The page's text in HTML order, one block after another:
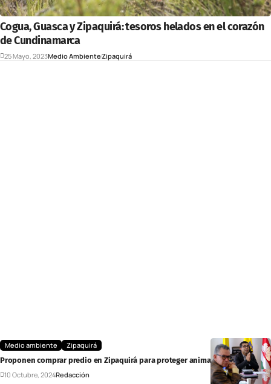
Cogua, Guasca y Zipaquirá: tesoros helados en el corazón
de Cundinamarca
25 Mayo, 2023Medio AmbienteZipaquirá
Medio ambiente
Zipaquirá
Proponen comprar predio en Zipaquirá para proteger animales de clima frío
10 Octubre, 2024Redacción